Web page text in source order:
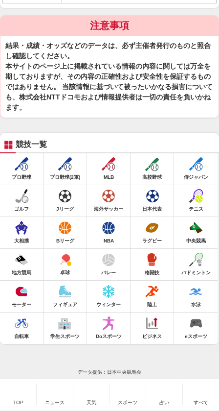
注意事項
結果・成績・オッズなどのデータは、必ず主催者発行のものと照合
し確認してください。
本サイトのページ上に掲載されている情報の内容に関しては万全を
期しておりますが、その内容の正確性および安全性を保証するもの
ではありません。 当該情報に基づいて被ったいかなる損害について
も、株式会社NTTドコモおよび情報提供者は一切の責任を負いかね
ます。
競技一覧
プロ野球 プロ野球(2軍) MLB 高校野球 侍ジャパン
ゴルフ Jリーグ 海外サッカー 日本代表 テニス
大相撲 Bリーグ NBA ラグビー 中央競馬
地方競馬 卓球 バレー 格闘技 バドミントン
モーター フィギュア ウィンター 陸上 水泳
自転車 学生スポーツ Doスポーツ ビジネス eスポーツ
データ提供：日本中央競馬会
TOP ニュース 天気 スポーツ 占い すべて